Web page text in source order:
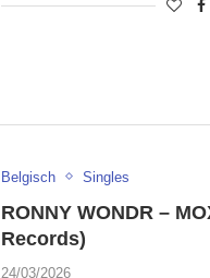
Belgisch Singles
RONNY WONDR –
Records)
24/03/2026